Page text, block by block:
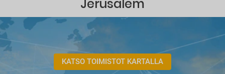
Jerusalem
KATSO TOIMISTOT KARTALLA